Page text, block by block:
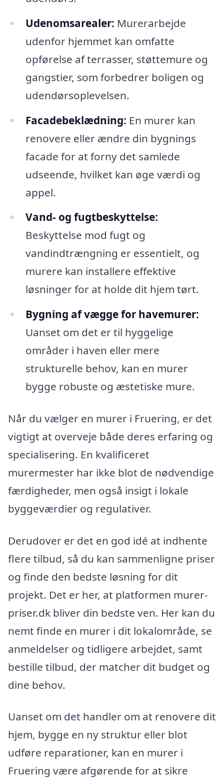
Udenomsarealer: Murerarbejde
udenfor hjemmet kan omfatte
opførelse af terrasser, støttemure og
gangstier, som forbedrer boligen og
udendørsoplevelsen.
Facadebeklædning: En murer kan
renovere eller ændre din bygnings
facade for at forny det samlede
udseende, hvilket kan øge værdi og
appel.
Vand- og fugtbeskyttelse:
Beskyttelse mod fugt og
vandindtrængning er essentielt, og
murere kan installere effektive
løsninger for at holde dit hjem tørt.
Bygning af vægge for havemurer:
Uanset om det er til hyggelige
områder i haven eller mere
strukturelle behov, kan en murer
bygge robuste og æstetiske mure.
Når du vælger en murer i Fruering, er det
vigtigt at overveje både deres erfaring og
specialisering. En kvalificeret
murermester har ikke blot de nødvendige
færdigheder, men også insigt i lokale
byggeværdier og regulativer.
Derudover er det en god idé at indhente
flere tilbud, så du kan sammenligne priser
og finde den bedste løsning for dit
projekt. Det er her, at platformen murer-
priser.dk bliver din bedste ven. Her kan du
nemt finde en murer i dit lokalområde, se
anmeldelser og tidligere arbejdet, samt
bestille tilbud, der matcher dit budget og
dine behov.
Uanset om det handler om at renovere dit
hjem, bygge en ny struktur eller blot
udføre reparationer, kan en murer i
Fruering være afgørende for at sikre